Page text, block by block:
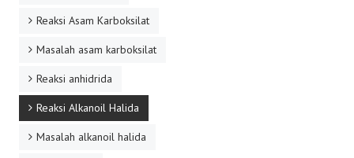
Reaksi Asam Karboksilat
Masalah asam karboksilat
Reaksi anhidrida
Reaksi Alkanoil Halida
Masalah alkanoil halida